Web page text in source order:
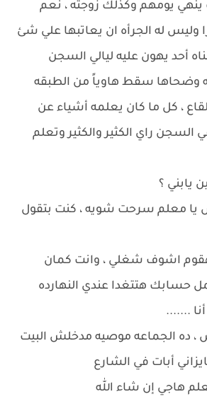
يومهم وكذلك زوجته ، نعم
وليس له الجرأه ان يعاتبها علي شئ
أحد يهون عليه ليالي السجن
وضحاها سقط هاوياً من الطبقه
، كل ما كان يعلمه أشياء عن
راي الكثير والكثير وتعلم
يابني ؟
معلم سرحت شويه ، كنت بتقول
اشوف شغلي ، وانت كمان
هتتغدا عندي النهارده
.......
، ده الجماعه موصيه مدخلش البيت
أبات في الشارع
هاجي إن شاء الله